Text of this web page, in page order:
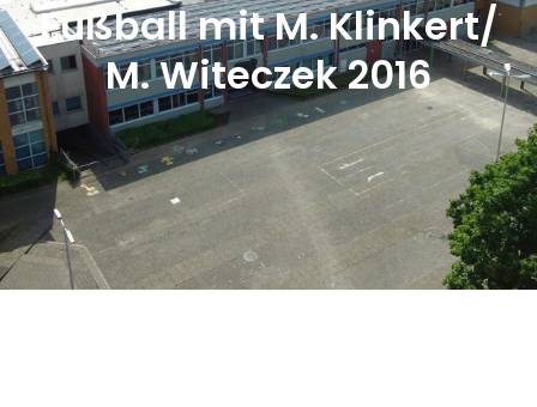
Fußball mit M. Klinkert/
M. Witeczek 2016